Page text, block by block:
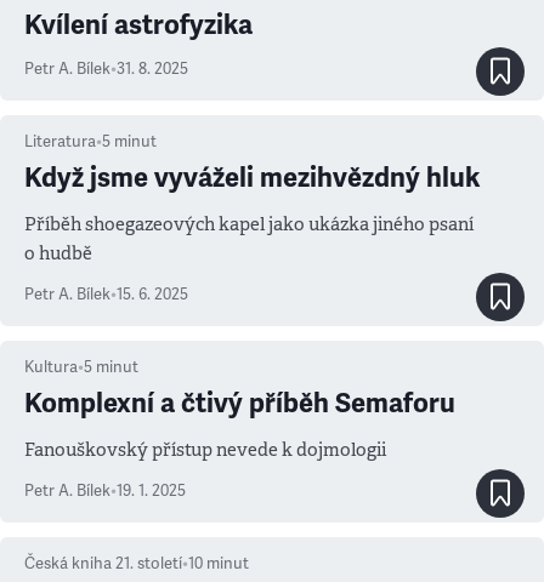
Kvílení astrofyzika
Petr A. Bílek•31. 8. 2025
Literatura•5 minut
Když jsme vyváželi mezihvězdný hluk
Příběh shoegazeových kapel jako ukázka jiného psaní
o hudbě
Petr A. Bílek•15. 6. 2025
Kultura•5 minut
Komplexní a čtivý příběh Semaforu
Fanouškovský přístup nevede k dojmologii
Petr A. Bílek•19. 1. 2025
Česká kniha 21. století•10 minut